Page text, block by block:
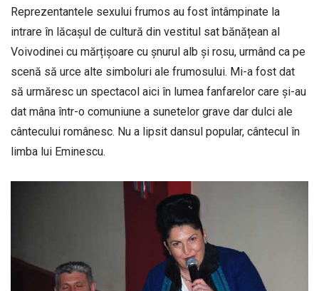
Reprezentantele sexului frumos au fost întâmpinate la
intrare în lăcașul de cultură din vestitul sat bănățean al
Voivodinei cu mărțișoare cu șnurul alb și rosu, urmând ca pe
scenă să urce alte simboluri ale frumosului. Mi-a fost dat
să urmăresc un spectacol aici în lumea fanfarelor care și-au
dat mâna într-o comuniune a sunetelor grave dar dulci ale
cântecului românesc. Nu a lipsit dansul popular, cântecul în
limba lui Eminescu.